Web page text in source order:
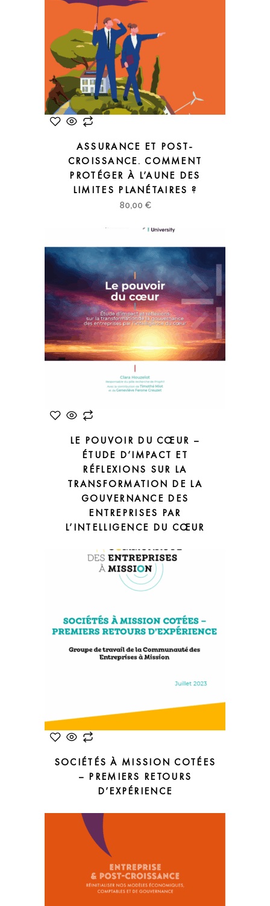
ASSURANCE ET POST-
CROISSANCE. COMMENT
PROTÉGER À L’AUNE DES
LIMITES PLANÉTAIRES ?
80,00 €
LE POUVOIR DU CŒUR –
ÉTUDE D’IMPACT ET
RÉFLEXIONS SUR LA
TRANSFORMATION DE LA
GOUVERNANCE DES
ENTREPRISES PAR
L’INTELLIGENCE DU CŒUR
SOCIÉTÉS À MISSION COTÉES
– PREMIERS RETOURS
D’EXPÉRIENCE